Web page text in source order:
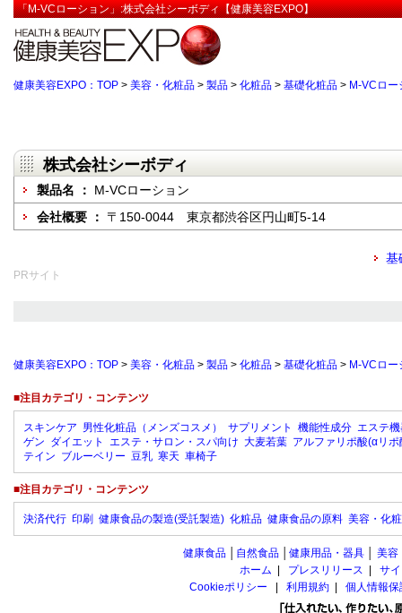
「M-VCローション」:株式会社シーボディ【健康美容EXPO】
健康美容EXPO：TOP > 美容・化粧品 > 製品 > 化粧品 > 基礎化粧品 > M-VCロー
株式会社シーボディ
製品名 ： M-VCローション
会社概要 ： 〒150-0044 東京都渋谷区円山町5-14
基
PRサイト
健康美容EXPO：TOP > 美容・化粧品 > 製品 > 化粧品 > 基礎化粧品 > M-VCロー
■注目カテゴリ・コンテンツ
スキンケア 男性化粧品（メンズコスメ） サプリメント 機能性成分 エステ
ゲン ダイエット エステ・サロン・スパ向け 大麦若葉 アルファリポ酸(αリポ
テイン ブルーベリー 豆乳 寒天 車椅子
■注目カテゴリ・コンテンツ
決済代行 印刷 健康食品の製造(受託製造) 化粧品 健康食品の原料 美容・化
健康食品 自然食品 健康用品・器具 美容
ホーム
プレスリリース
サ
Cookieポリシー
利用規約 個人情報